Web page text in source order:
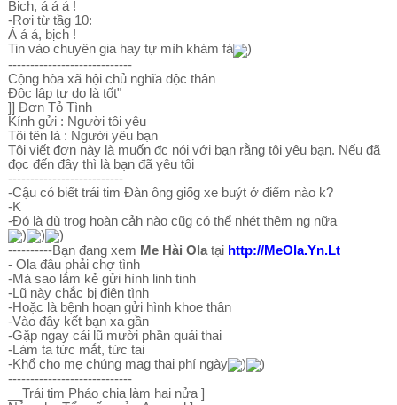
Bịch, á á á !
-Rơi từ tầg 10:
Á á á, bịch !
Tin vào chuyên gia hay tự mìh khám fá
)
----------------------------
Cộng hòa xã hội chủ nghĩa độc thân
Độc lập tự do là tốt"
]] Đơn Tỏ Tình
Kính gửi : Người tôi yêu
Tôi tên là : Người yêu bạn
Tôi viết đơn này là muốn đc nói với bạn rằng tôi yêu bạn. Nếu đã
đọc đến đây thì là bạn đã yêu tôi
--------------------------
-Cậu có biết trái tim Đàn ông giốg xe buýt ở điểm nào k?
-K
-Đó là dù trog hoàn cảh nào cũg có thể nhét thêm ng nữa
)
)
)
----------Bạn đang xem Me Hài Ola tại http://MeOla.Yn.Lt
- Ola đâu phải chợ tình
-Mà sao lắm kẻ gửi hình linh tinh
-Lũ này chắc bị điên tình
-Hoặc là bệnh hoạn gửi hình khoe thân
-Vào đây kết bạn xa gần
-Gặp ngay cái lũ mười phần quái thai
-Làm ta tức mắt, tức tai
-Khổ cho mẹ chúng mag thai phí ngày
)
)
----------------------------
__Trái tim Pháo chia làm hai nửa ]